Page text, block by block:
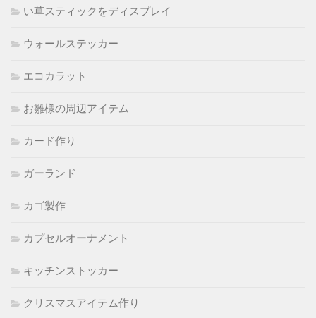
い草スティックをディスプレイ
ウォールステッカー
エコカラット
お雛様の周辺アイテム
カード作り
ガーランド
カゴ製作
カプセルオーナメント
キッチンストッカー
クリスマスアイテム作り